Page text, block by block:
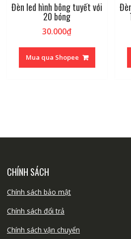
Đèn led hình bông tuyết với
20 bóng
30.000₫
Mua qua Shopee
CHÍNH SÁCH
Chính sách bảo mật
Chính sách đổi trả
Chính sách vận chuyển